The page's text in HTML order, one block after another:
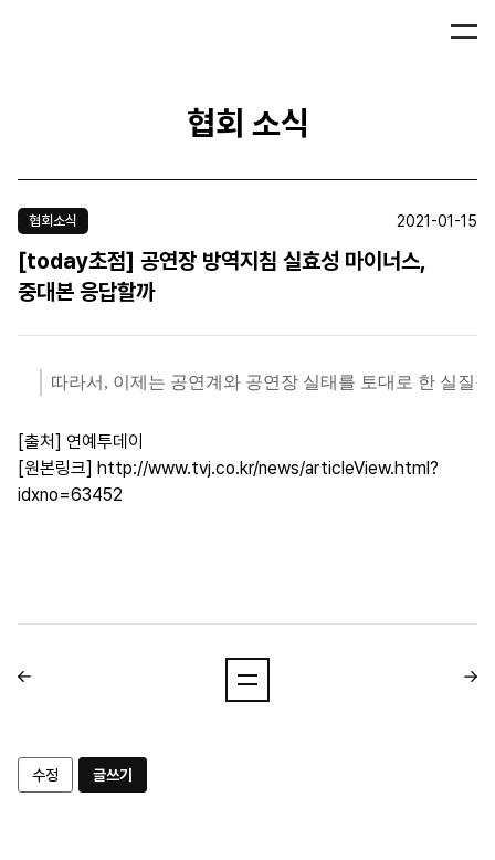
협회 소식
협회소식 2021-01-15
[today초점] 공연장 방역지침 실효성 마이너스,
중대본 응답할까
따라서, 이제는 공연계와 공연장 실태를 토대로 한 실질
[출처] 연예투데이
[원본링크] http://www.tvj.co.kr/news/articleView.html?
idxno=63452
수정 글쓰기